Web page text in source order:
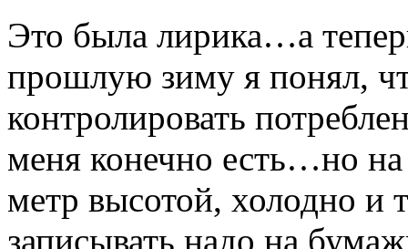
Это была лирика…а
прошлую зиму я понял,
контролировать
меня конечно есть…но
метр высотой, холодно и
записывать надо на